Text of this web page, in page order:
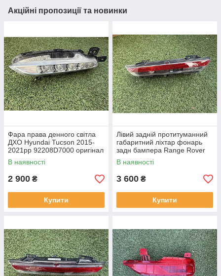
Акційні пропозиції та новинки
Фара права денного світла
ДХО Hyundai Tucson 2015-
2021рр 92208D7000 оригінал
бв відсутнє одне кріплення,
повністю робоча
В наявності
2 900 ₴
Купити
Лівий задній протитуманний
габаритний ліхтар фонарь
задн бампера Range Rover
L460 від 2021-рр LR152299
оригінал бв повністю р
В наявності
3 600 ₴
Купити